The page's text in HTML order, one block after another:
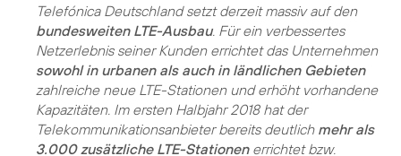
Telefónica Deutschland setzt derzeit massiv auf den
bundesweiten LTE-Ausbau. Für ein verbessertes
Netzerlebnis seiner Kunden errichtet das Unternehmen
sowohl in urbanen als auch in ländlichen Gebieten
zahlreiche neue LTE-Stationen und erhöht vorhandene
Kapazitäten. Im ersten Halbjahr 2018 hat der
Telekommunikationsanbieter bereits deutlich mehr als
3.000 zusätzliche LTE-Stationenerrichtet bzw.